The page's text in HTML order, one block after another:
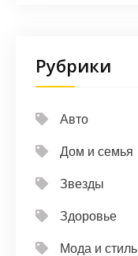
Рубрики
Авто
Дом и семья
Звезды
Здоровье
Мода и стиль